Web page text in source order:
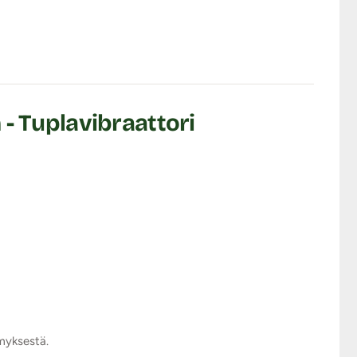
ja tuottaa
sammutettua ja
Latauspistoke
on täysi, valot
- Tuplavibraattori